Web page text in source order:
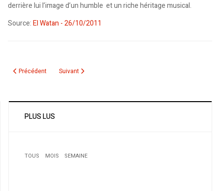
derrière lui l’image d’un humble et un riche héritage musical.
Source:El Watan - 26/10/2011
Article précédent : Monsieur Lazhar Au revoir, les enfants
Précédent Article suivant : Une corbeille automnale, signée Syncop
Suivant
PLUS LUS
TOUS MOIS
SEMAINE